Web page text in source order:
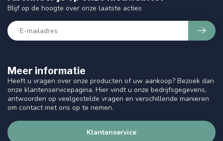
Meer informatie
Heeft u vragen over onze producten of uw aankoop? Bezoek dan
onze klantenservicepagina. Hier vindt u onze bedrijfsgegevens,
antwoorden op veelgestelde vragen en verschillende manieren
om contact met ons op te nemen.
Klantenservice
Blijf op de hoogte over onze laatste acties